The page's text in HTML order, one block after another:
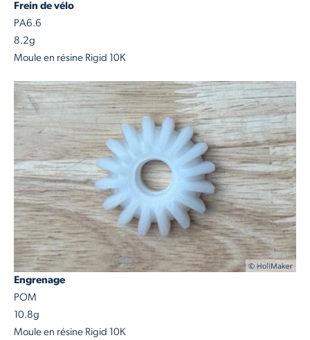
Frein de vélo
PA6.6
8.2g
Moule en résine Rigid 10K
Engrenage
POM
10.8g
Moule en résine Rigid 10K